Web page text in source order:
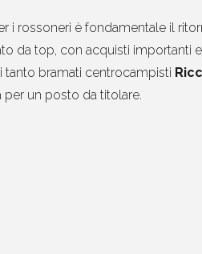
i rossoneri è fondamentale il
da top, con acquisti importanti e
tanto bramati centrocampisti
per un posto da titolare.